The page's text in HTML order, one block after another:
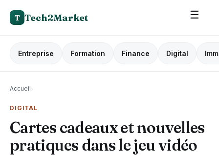
T Tech2Market ☰
Entreprise Formation Finance Digital
Accueil›
DIGITAL
Cartes cadeaux et nouvelles
pratiques dans le jeu vidéo